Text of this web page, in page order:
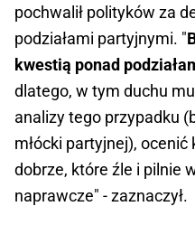
pochwalił polityków za
podziałami partyjnymi. "
kwestią ponad
dlatego, w tym duchu
analizy tego przypadku
młócki partyjnej), ocenić
dobrze, które źle i pilnie
naprawcze" - zaznaczył.